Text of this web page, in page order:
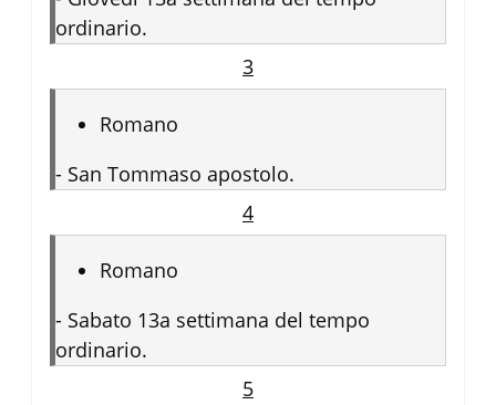
ordinario.
3
Romano
- San Tommaso apostolo.
4
Romano
- Sabato 13a settimana del tempo
ordinario.
5